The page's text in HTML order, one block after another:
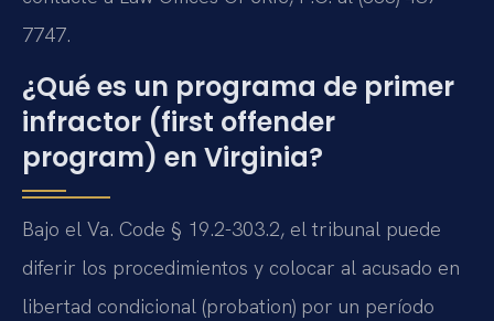
7747.
¿Qué es un programa de primer
infractor (first offender
program) en Virginia?
Bajo el Va. Code § 19.2-303.2, el tribunal puede
diferir los procedimientos y colocar al acusado en
libertad condicional (probation) por un período